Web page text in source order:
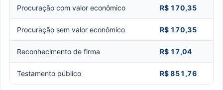
Procuração com valor econômico R$ 170,35
Procuração sem valor econômico R$ 170,35
Reconhecimento de firma R$ 17,04
Testamento público R$ 851,76